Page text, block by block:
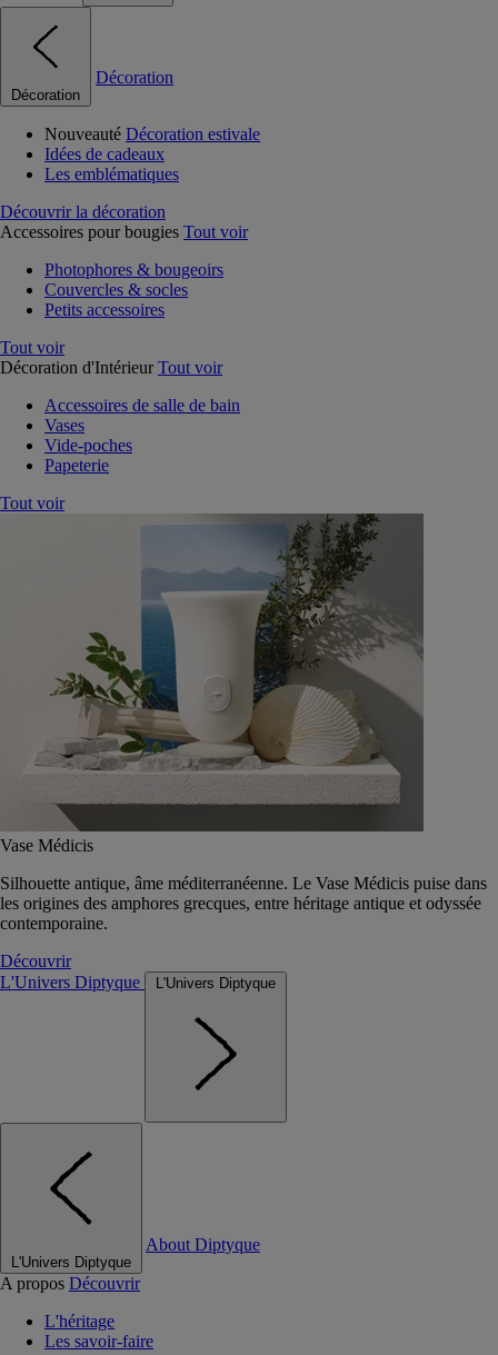
Décoration
Décoration
Nouveauté Décoration estivale
Idées de cadeaux
Les emblématiques
Découvrir la décoration
Accessoires pour bougies Tout voir
Photophores & bougeoirs
Couvercles & socles
Petits accessoires
Tout voir
Décoration d'Intérieur Tout voir
Accessoires de salle de bain
Vases
Vide-poches
Papeterie
Tout voir
Vase Médicis
Silhouette antique, âme méditerranéenne. Le Vase Médicis puise dans
les origines des amphores grecques, entre héritage antique et odyssée
contemporaine.
Découvrir
L'Univers Diptyque
L'Univers Diptyque
L'Univers Diptyque
About Diptyque
A propos Découvrir
L'héritage
Les savoir-faire